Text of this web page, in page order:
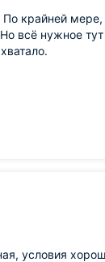
По крайней
всё нужное
условия